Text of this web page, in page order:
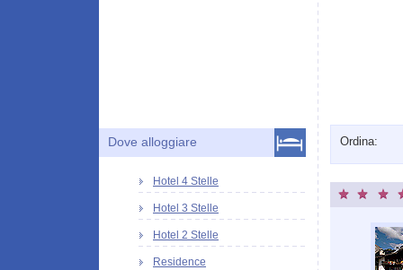
Ordina:
Dove alloggiare
Hotel 4 Stelle
Hotel 3 Stelle
Hotel 2 Stelle
Residence